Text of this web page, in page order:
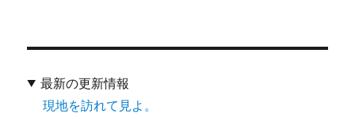
最新の更新情報
現地を訪れて見よ。